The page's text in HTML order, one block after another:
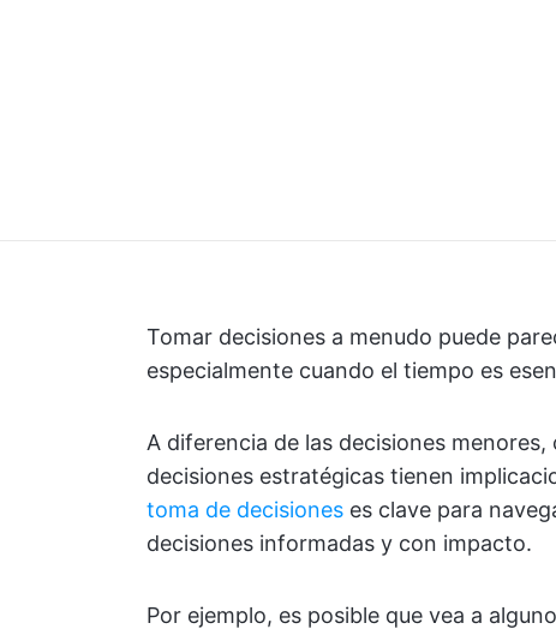
Tomar decisiones a menudo puede
especialmente cuando el tiempo es
A diferencia de las decisiones
decisiones estratégicas tienen
toma de decisiones es clave para
decisiones informadas y con impacto.
Por ejemplo, es posible que vea a